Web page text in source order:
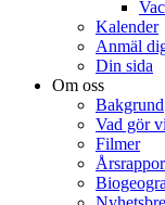
Kalender
Anmäl
Din sida
Om oss
Bakgrund
Vad gör vi
Filmer